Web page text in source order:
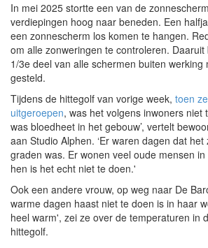
In mei 2025 stortte een van de
verdiepingen hoog naar beneden. Een
een zonnescherm los komen te hangen.
om alle zonweringen te controleren.
1/3e deel van alle schermen buiten werking
gesteld.
Tijdens de hittegolf van vorige week, toen
uitgeroepen, was het volgens inwoners niet
was bloedheet in het gebouw’, vertelt
aan Studio Alphen. ‘Er waren dagen dat het
graden was. Er wonen veel oude mensen
hen is het echt niet te doen.'
Ook een andere vrouw, op weg naar De
warme dagen haast niet te doen is in haar
heel warm', zei ze over de temperaturen in
hittegolf.